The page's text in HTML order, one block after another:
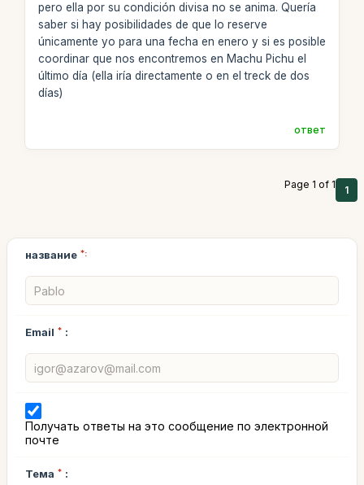
pero ella por su condición divisa no se anima. Quería
saber si hay posibilidades de que lo reserve
únicamente yo para una fecha en enero y si es posible
coordinar que nos encontremos en Machu Pichu el
último día (ella iría directamente o en el treck de dos
días)
ответ
Page 1 of 1 1
название *:
Email * :
Получать ответы на это сообщение по электронной
почте
Тема * :